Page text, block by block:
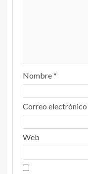
Nombre*
Correo electrónico
Web